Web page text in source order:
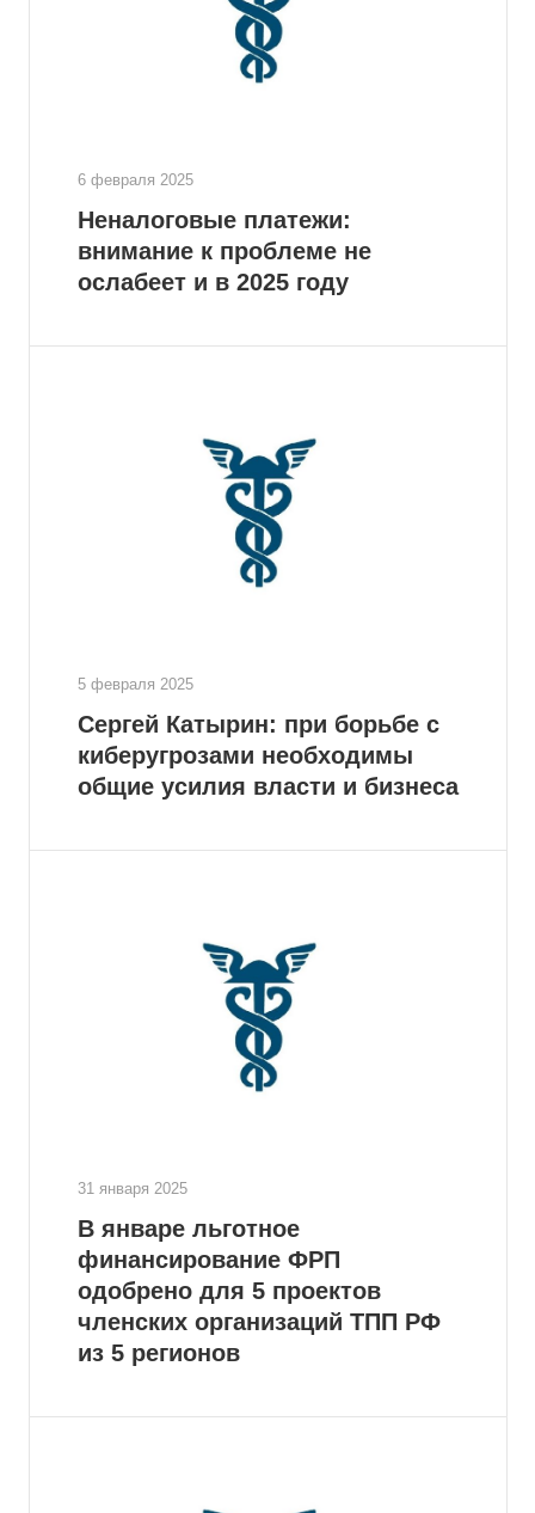
6 февраля 2025
Неналоговые платежи:
внимание к проблеме не
ослабеет и в 2025 году
5 февраля 2025
Сергей Катырин: при борьбе с
киберугрозами необходимы
общие усилия власти и бизнеса
31 января 2025
В январе льготное
финансирование ФРП
одобрено для 5 проектов
членских организаций ТПП РФ
из 5 регионов